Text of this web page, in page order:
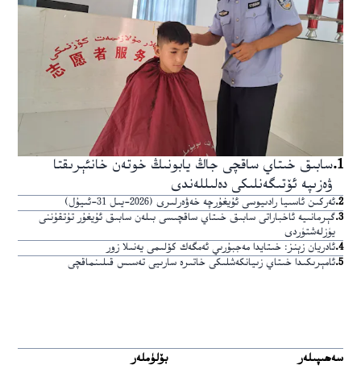
1
.سابىق خىتاي ساقچى جاڭ يابونىڭ خوتەن خانئېرىقتا
ۋەزىپە ئۆتىگەنلىكى دەلىللەندى
2
.ئەركىن ئاسىيا رادىيوسى ئۇيغۇرچە خەۋەرلىرى (2026-يىل 31-ئىيۇل)
3
.گېرمانىيە ئاخباراتى سابىق خىتاي ساقچىسى بىلەن سابىق ئۇيغۇر تۇتقۇننى
يۈزلەشتۈردى
4
.ئادريان زېنز: خىتايدا مەجبۇرىي ئەمگەك كۆلىمى يەنىلا زور
5
.ئامېرىكىدا خىتاي زىيانكەشلىكى خاتىرە سارىيى تەسىس قىلىنماقچى
سەھىپىلەر
بۆلۈملەر